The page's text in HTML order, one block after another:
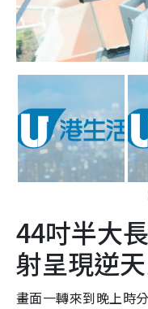
44吋半大
射呈現逆
畫面一轉來到晚上時